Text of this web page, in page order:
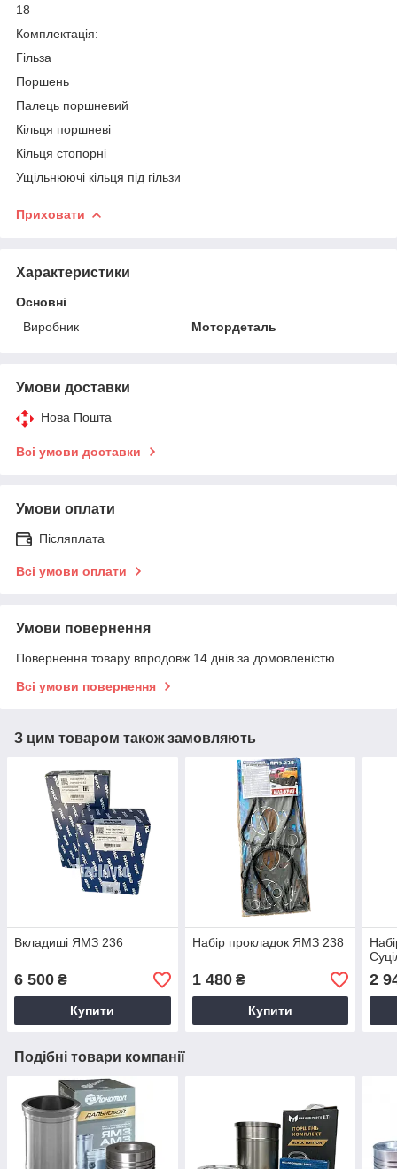
18
Комплектація:
Гільза
Поршень
Палець поршневий
Кільця поршневі
Кільця стопорні
Ущільнюючі кільця під гільзи
Приховати
Характеристики
Основні
Виробник
Мотордеталь
Умови доставки
Нова Пошта
Всі умови доставки
Умови оплати
Післяплата
Всі умови оплати
Умови повернення
Повернення товару впродовж 14 днів за домовленістю
Всі умови повернення
З цим товаром також замовляють
Вкладиші ЯМЗ 236
6 500 ₴
Купити
Набір прокладок ЯМЗ 238
1 480₴
Купити
2
Подібні товари компанії